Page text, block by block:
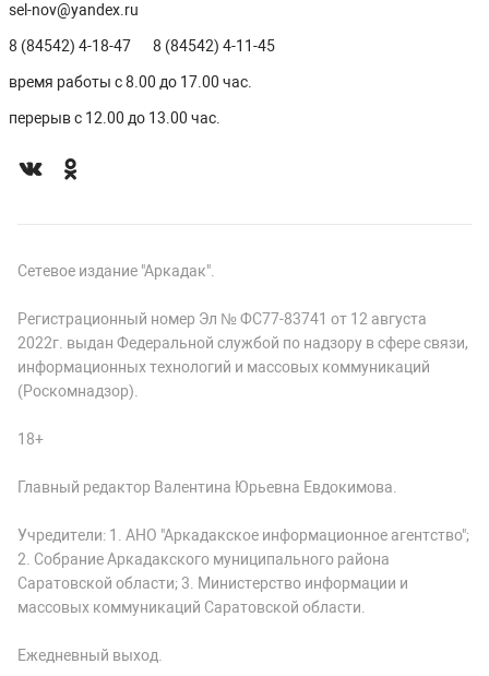
sel-nov@yandex.ru
8 (84542) 4-18-47 8 (84542) 4-11-45
время работы с 8.00 до 17.00 час.
перерыв с 12.00 до 13.00 час.
Сетевое издание "Аркадак".
Регистрационный номер Эл № ФС77-83741 от 12 августа
2022г. выдан Федеральной службой по надзору в сфере связи,
информационных технологий и массовых коммуникаций
(Роскомнадзор).
18+
Главный редактор Валентина Юрьевна Евдокимова.
Учредители: 1. АНО "Аркадакское информационное агентство";
2. Собрание Аркадакского муниципального района
Саратовской области; 3. Министерство информации и
массовых коммуникаций Саратовской области.
Ежедневный выход.